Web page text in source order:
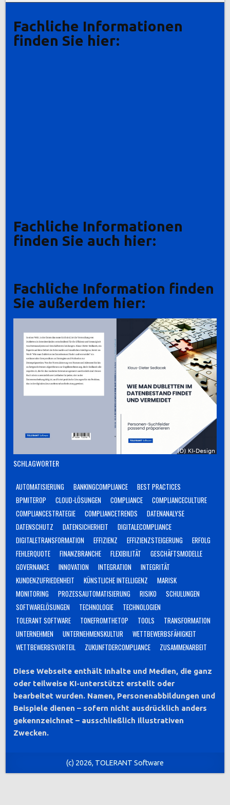
Fachliche Informationen
finden Sie hier:
Fachliche Informationen
finden Sie auch hier:
Fachliche Information finden
Sie außerdem hier:
SCHLAGWÖRTER
AUTOMATISIERUNG BANKINGCOMPLIANCE
BEST PRACTICES
BPMITEROP
CLOUD-LÖSUNGEN COMPLIANCE
COMPLIANCECULTURE
COMPLIANCESTRATEGIE
COMPLIANCETRENDS
DATENANALYSE
DATENSCHUTZ
DATENSICHERHEIT
DIGITALECOMPLIANCE
DIGITALETRANSFORMATION
EFFIZIENZ EFFIZIENZSTEIGERUNG
ERFOLG
FEHLERQUOTE
FINANZBRANCHE FLEXIBILITÄT
GESCHÄFTSMODELLE
GOVERNANCE
INNOVATION INTEGRATION
INTEGRITÄT
KUNDENZUFRIEDENHEIT
KÜNSTLICHE INTELLIGENZ
MARISK
MONITORING
PROZESSAUTOMATISIERUNG RISIKO
SCHULUNGEN
SOFTWARELÖSUNGEN
TECHNOLOGIE
TECHNOLOGIEN
TOLERANT SOFTWARE
TONEFROMTHETOP TOOLS
TRANSFORMATION
UNTERNEHMEN
UNTERNEHMENSKULTUR
WETTBEWERBSFÄHIGKEIT
WETTBEWERBSVORTEIL
ZUKUNFTDERCOMPLIANCE ZUSAMMENARBEIT
Diese Webseite enthält Inhalte und Medien, die ganz
oder teilweise KI-unterstützt erstellt oder
bearbeitet wurden. Namen, Personenabbildungen und
Beispiele dienen – sofern nicht ausdrücklich anders
gekennzeichnet – ausschließlich illustrativen
Zwecken.
(c) 2026, TOLERANT Software